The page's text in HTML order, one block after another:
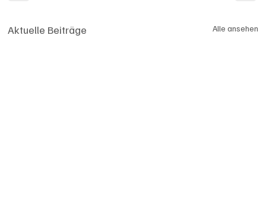
Aktuelle Beiträge Alle ansehen